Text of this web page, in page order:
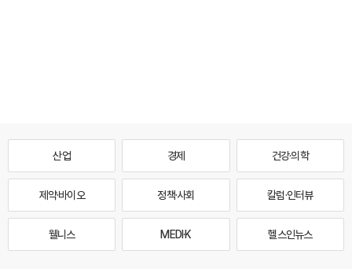
산업 경제 건강·의학
제약·바이오 정책·사회 칼럼·인터뷰
웰니스 MEDI·K 헬스인뉴스